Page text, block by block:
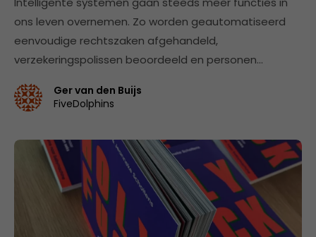
ons leven overnemen. Zo worden geautomatiseerd
eenvoudige rechtszaken afgehandeld,
verzekeringspolissen beoordeeld en personen…
Ger van den Buijs
FiveDolphins